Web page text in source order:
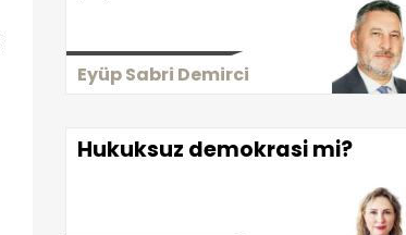
Eyüp Sabri Demirci
Hukuksuz demokrasi mi?